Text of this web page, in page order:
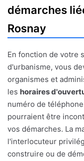
démarches
Rosnay
En fonction de votre
d'urbanisme, vous
organismes et
les horaires
numéro de
pourraient être
vos démarches. La
l'interlocuteur
construire ou de